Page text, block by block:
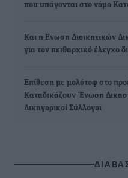
που υπάγονται στο νόμο
Και η Ενωση Διοικητικών
για τον πειθαρχικό έλεγχο
Επίθεση με μολότοφ στο
Καταδικάζουν Ένωση
Δικηγορικοί Σύλλογοι